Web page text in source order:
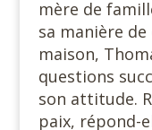
mère de
sa manière de
maison,
questions
son attitude.
paix, répond-